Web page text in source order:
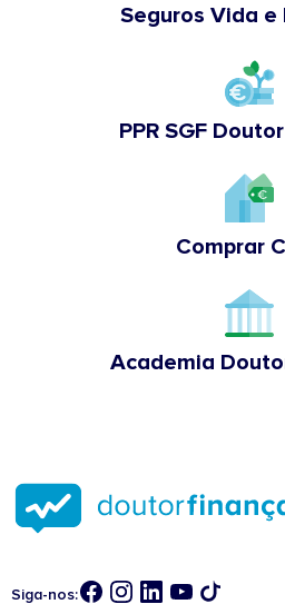
Seguros Vida e
PPR SGF
Comprar
Academia
Siga-nos: